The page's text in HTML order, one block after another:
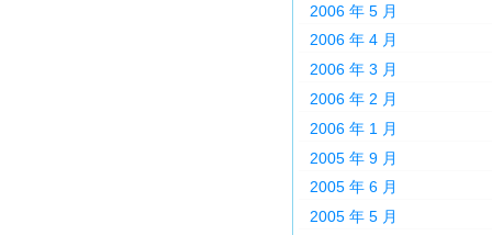
2006 年 5 月
2006 年 4 月
2006 年 3 月
2006 年 2 月
2006 年 1 月
2005 年 9 月
2005 年 6 月
2005 年 5 月